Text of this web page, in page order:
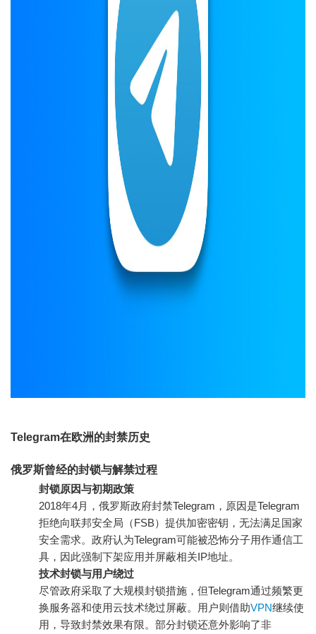
Telegram在欧洲的封禁历史
俄罗斯曾经的封锁与解禁过程
封锁原因与初期政策
2018年4月，俄罗斯政府封禁Telegram，原因是Telegram
拒绝向联邦安全局（FSB）提供加密密钥，无法满足国家
安全需求。政府认为Telegram可能被恐怖分子用作通信工
具，因此强制下架应用并屏蔽相关IP地址。
技术封锁与用户绕过
尽管政府采取了大规模封锁措施，但Telegram通过频繁更
换服务器和使用云技术绕过屏蔽。用户则借助VPN继续使
用，导致封禁效果有限。部分封锁还意外影响了非